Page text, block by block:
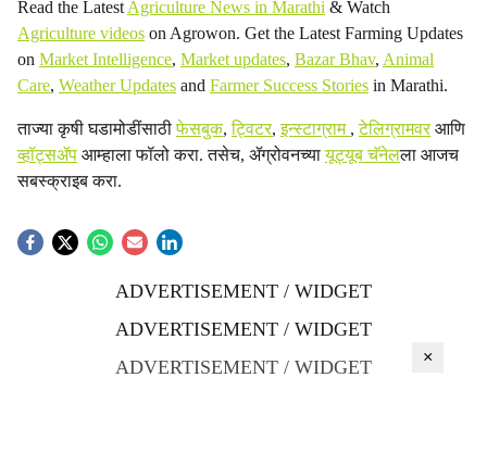
Read the Latest Agriculture News in Marathi & Watch
Agriculture videos on Agrowon. Get the Latest Farming Updates
on Market Intelligence, Market updates, Bazar Bhav, Animal
Care, Weather Updates and Farmer Success Stories in Marathi.
ताज्या कृषी घडामोडींसाठीफेसबुक,ट्विटर,इन्स्टाग्राम ,टेलिग्रामवरआणि
व्हॉट्सॲप आम्हाला फॉलो करा. तसेच, ॲग्रोवनच्यायूट्यूब चॅनेलला आजच
सबस्क्राइब करा.
ADVERTISEMENT / WIDGET
ADVERTISEMENT / WIDGET
ADVERTISEMENT / WIDGET
×